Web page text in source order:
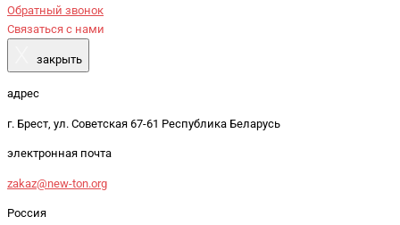
Обратный звонок
Связаться с нами
закрыть
адрес
г. Брест, ул. Советская 67-61 Республика Беларусь
электронная почта
zakaz@new-ton.org
Россия